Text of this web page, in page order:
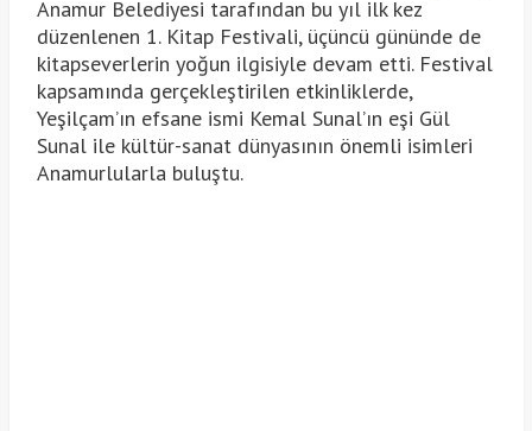
Anamur Belediyesi tarafından bu yıl ilk kez
düzenlenen 1. Kitap Festivali, üçüncü gününde de
kitapseverlerin yoğun ilgisiyle devam etti. Festival
kapsamında gerçekleştirilen etkinliklerde,
Yeşilçam’ın efsane ismi Kemal Sunal’ın eşi Gül
Sunal ile kültür-sanat dünyasının önemli isimleri
Anamurlularla buluştu.